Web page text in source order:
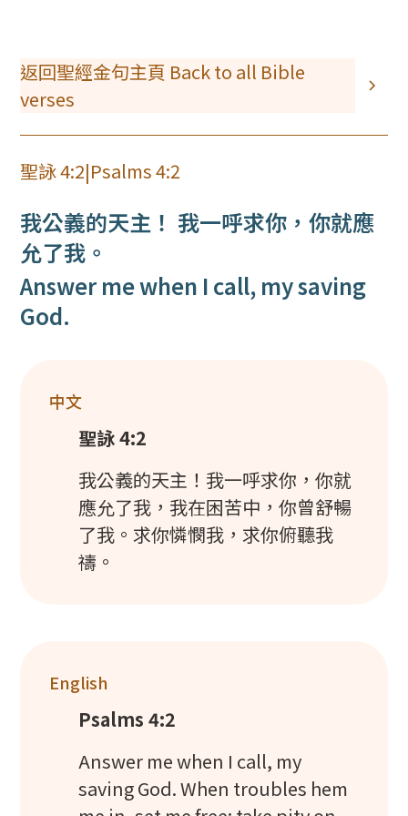
返回聖經金句主頁 Back to all Bible
verses
聖詠 4:2|Psalms 4:2
我公義的天主！ 我一呼求你，你就應
允了我。
Answer me when I call, my saving
God.
中文
聖詠 4:2
我公義的天主！我一呼求你，你就
應允了我，我在困苦中，你曾舒暢
了我。求你憐憫我，求你俯聽我
禱。
English
Psalms 4:2
Answer me when I call, my
saving God. When troubles hem